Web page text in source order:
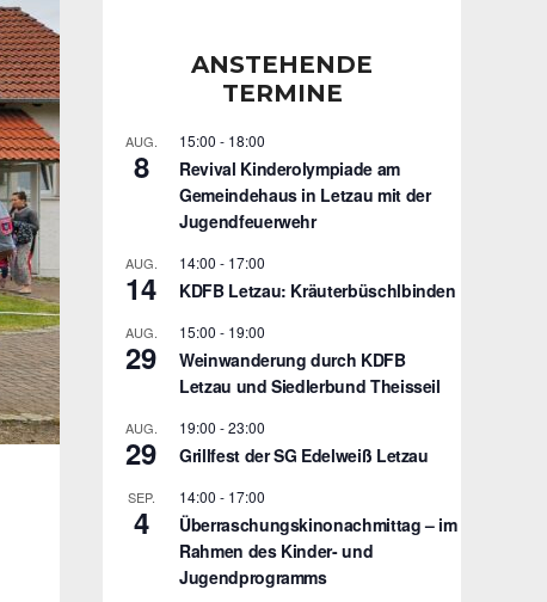
ANSTEHENDE
TERMINE
AUG.
8
15:00 - 18:00
Revival Kinderolympiade am
Gemeindehaus in Letzau mit der
Jugendfeuerwehr
AUG.
14
14:00 - 17:00
KDFB Letzau: Kräuterbüschlbinden
AUG.
29
15:00 - 19:00
Weinwanderung durch KDFB
Letzau und Siedlerbund Theisseil
AUG.
29
19:00 -23:00
Grillfest der SG Edelweiß Letzau
SEP.
4
14:00 - 17:00
Überraschungskinonachmittag – im
Rahmen des Kinder- und
Jugendprogramms